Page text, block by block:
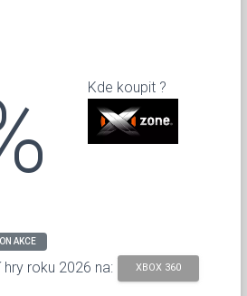
Kde koupit ?
AKCE
roku 2026 na: XBOX 360